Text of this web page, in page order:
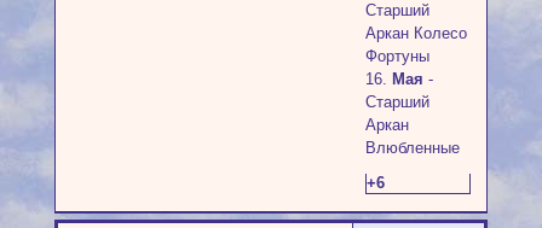
Старший
Аркан Колесо
Фортуны
16. Мая -
Старший
Аркан
Влюбленные
+6